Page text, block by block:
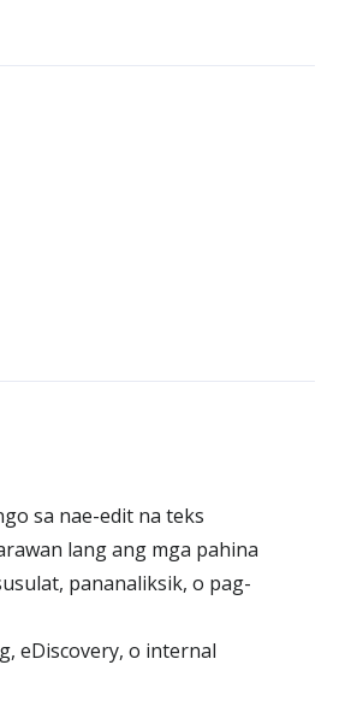
sa nae-edit na teks
lang ang mga pahina
pananaliksik, o pag-
eDiscovery, o internal